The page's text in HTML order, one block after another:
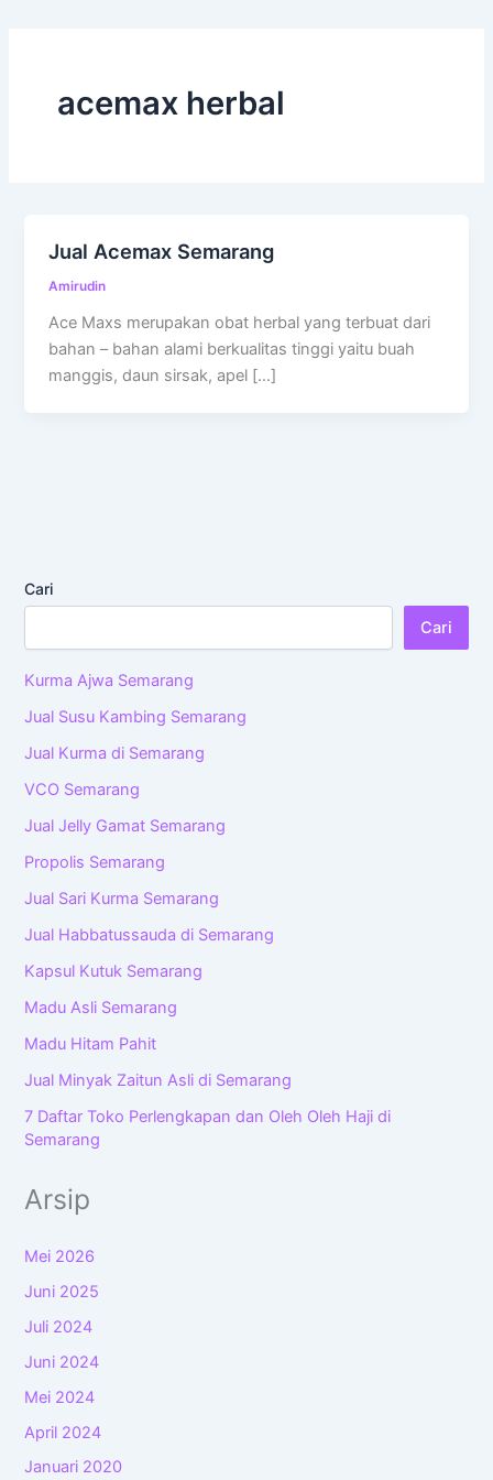
acemax herbal
Jual Acemax Semarang
Amirudin
Ace Maxs merupakan obat herbal yang terbuat dari
bahan – bahan alami berkualitas tinggi yaitu buah
manggis, daun sirsak, apel […]
Cari
Cari
Kurma Ajwa Semarang
Jual Susu Kambing Semarang
Jual Kurma di Semarang
VCO Semarang
Jual Jelly Gamat Semarang
Propolis Semarang
Jual Sari Kurma Semarang
Jual Habbatussauda di Semarang
Kapsul Kutuk Semarang
Madu Asli Semarang
Madu Hitam Pahit
Jual Minyak Zaitun Asli di Semarang
7 Daftar Toko Perlengkapan dan Oleh Oleh Haji di
Semarang
Arsip
Mei 2026
Juni 2025
Juli 2024
Juni 2024
Mei 2024
April 2024
Januari 2020